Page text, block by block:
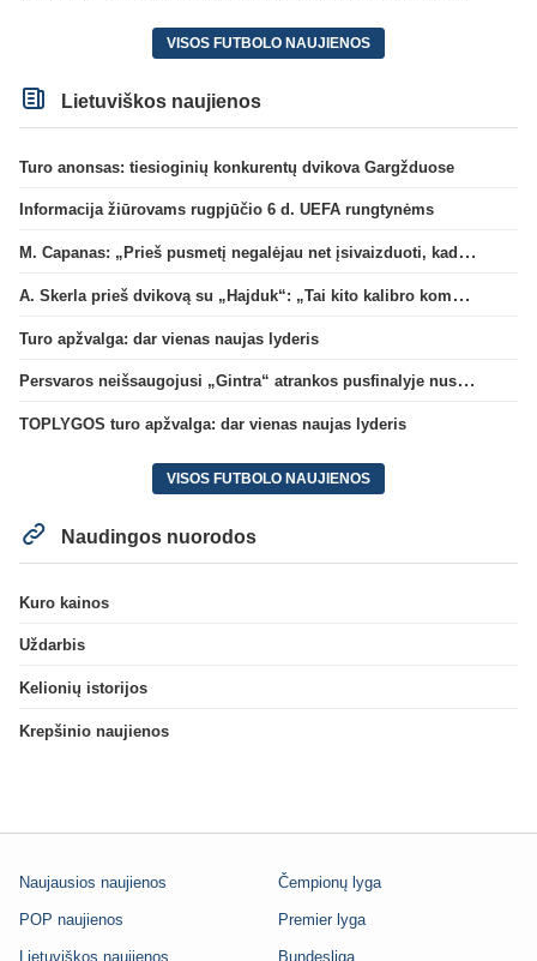
VISOS FUTBOLO NAUJIENOS
Lietuviškos naujienos
Turo anonsas: tiesioginių konkurentų dvikova Gargžduose
Informacija žiūrovams rugpjūčio 6 d. UEFA rungtynėms
M. Capanas: „Prieš pusmetį negalėjau net įsivaizduoti, kad žaisime prieš „Hajduk“
A. Skerla prieš dvikovą su „Hajduk“: „Tai kito kalibro komanda“
Turo apžvalga: dar vienas naujas lyderis
Persvaros neišsaugojusi „Gintra“ atrankos pusfinalyje nusileido Škotijos čempionėms
TOPLYGOS turo apžvalga: dar vienas naujas lyderis
VISOS FUTBOLO NAUJIENOS
Naudingos nuorodos
Kuro kainos
Uždarbis
Kelionių istorijos
Krepšinio naujienos
Naujausios naujienos
POP naujienos
Lietuviškos naujienos
Čempionų lyga
Premier lyga
Bundesliga